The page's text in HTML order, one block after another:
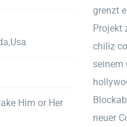
grenzt
Projekt
chiliz
seinem
neuer
Him or Her